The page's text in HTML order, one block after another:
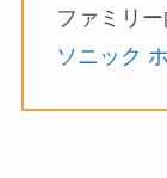
ファミリ
ソニック